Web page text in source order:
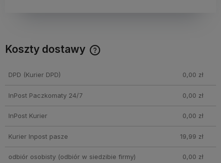
Koszty dostawy
DPD (Kurier DPD) 0,00 zł
InPost Paczkomaty 24/7 0,00 zł
InPost Kurier 0,00 zł
Kurier Inpost pasze 19,99 zł
odbiór osobisty(odbiór w siedzibie firmy) 0,00 zł